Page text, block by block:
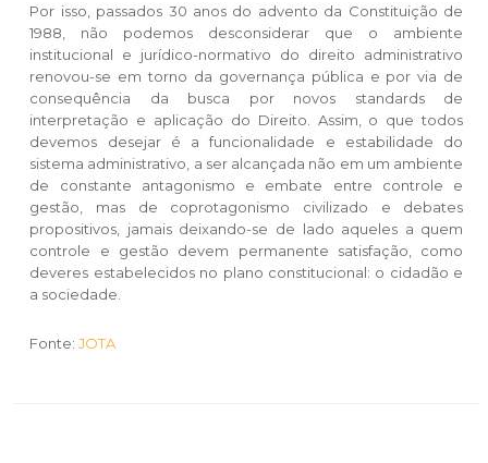
Por isso, passados 30 anos do advento da Constituição de
1988, não podemos desconsiderar que o ambiente
institucional e jurídico-normativo do direito administrativo
renovou-se em torno da governança pública e por via de
consequência da busca por novos standards de
interpretação e aplicação do Direito. Assim, o que todos
devemos desejar é a funcionalidade e estabilidade do
sistema administrativo, a ser alcançada não em um ambiente
de constante antagonismo e embate entre controle e
gestão, mas de coprotagonismo civilizado e debates
propositivos, jamais deixando-se de lado aqueles a quem
controle e gestão devem permanente satisfação, como
deveres estabelecidos no plano constitucional: o cidadão e
a sociedade.
Fonte: JOTA